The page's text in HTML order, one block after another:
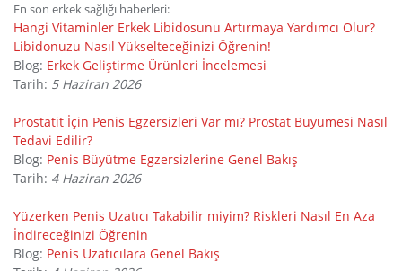
En son erkek sağlığı haberleri:
Hangi Vitaminler Erkek Libidosunu Artırmaya Yardımcı Olur?
Libidonuzu Nasıl Yükselteceğinizi Öğrenin!
Blog: Erkek Geliştirme Ürünleri İncelemesi
Tarih: 5 Haziran 2026
Prostatit İçin Penis Egzersizleri Var mı? Prostat Büyümesi Nasıl
Tedavi Edilir?
Blog: Penis Büyütme Egzersizlerine Genel Bakış
Tarih: 4 Haziran 2026
Yüzerken Penis Uzatıcı Takabilir miyim? Riskleri Nasıl En Aza
İndireceğinizi Öğrenin
Blog: Penis Uzatıcılara Genel Bakış